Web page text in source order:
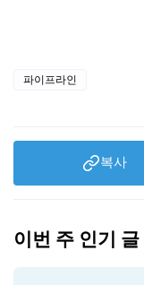
파이프라인
복사
이번 주 인기 글